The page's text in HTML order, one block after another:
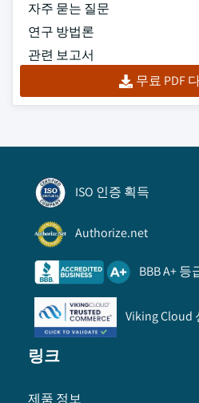
자주 묻는 질문
연구 방법론
관련 보고서
무료 PDF
ISO 인증 획득
Authorize.net
BBB A+ 등
Viking Cloud
링크
제품 정보